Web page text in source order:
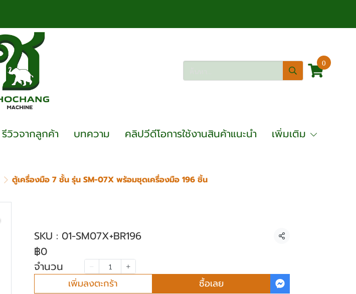
0
รีวิวจากลูกค้า บทความ คลิปวีดีโอการใช้งานสินค้าแนะนำ เพิ่มเติม
ตู้เครื่องมือ 7 ชั้น รุ่น SM-07X พร้อมชุดเครื่องมือ 196 ชิ้น
SKU : 01-SM07X+BR196 แชร์
฿0
จำนวน
เพิ่มลงตะกร้า ซื้อเลย